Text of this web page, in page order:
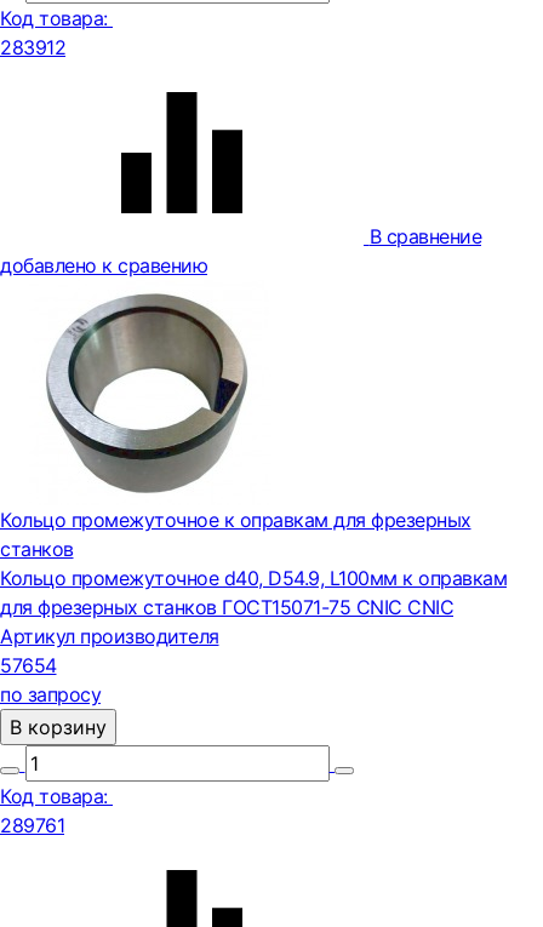
Код товара:
283912
В сравнение
добавлено к сравению
Кольцо промежуточное к оправкам для фрезерных
станков
Кольцо промежуточное d40, D54.9, L100мм к оправкам
для фрезерных станков ГОСТ15071-75 CNIC CNIC
Артикул производителя
57654
по запросу
В корзину
Код товара:
289761